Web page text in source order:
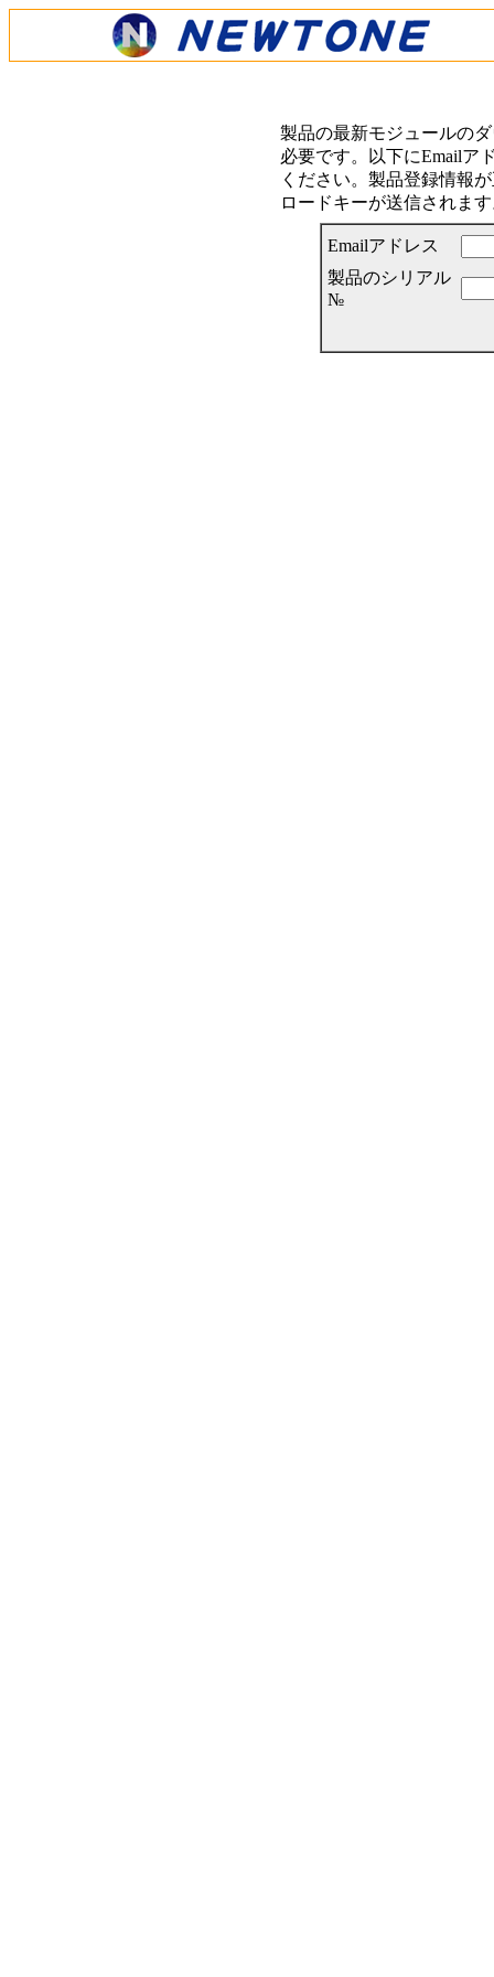
製品の最新モジュールの
必要です。以下にEmailア
ください。製品登録情報
ロードキーが送信されま
Emailアドレス
製品のシリアル
№